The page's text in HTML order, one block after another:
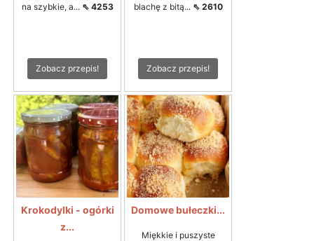
na szybkie, a... ⇖ 4253
Zobacz przepis!
blachę z bitą... ⇖ 2610
Zobacz przepis!
Krokodylki - ogórki
z...
Domowe bułeczki...
Miękkie i puszyste